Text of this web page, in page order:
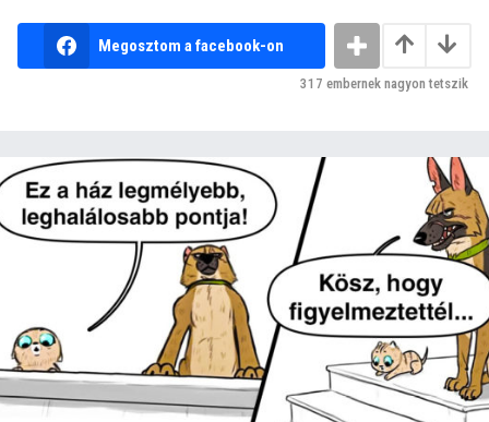
Megosztom a facebook-on
317 embernek nagyon tetszik